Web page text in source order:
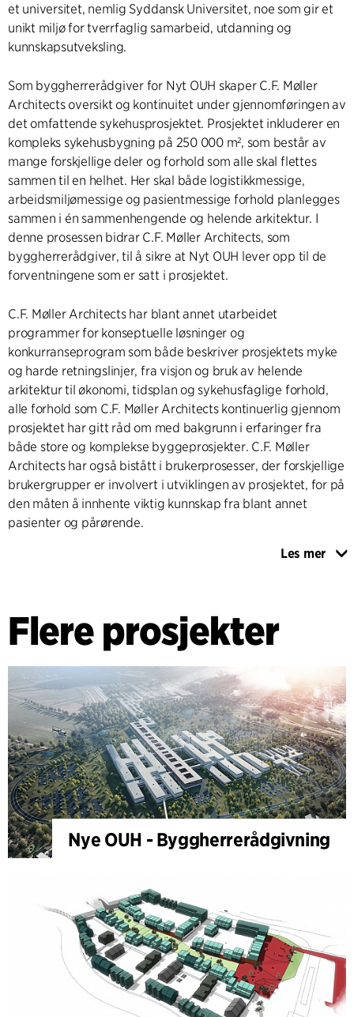
et universitet, nemlig Syddansk Universitet, noe som gir et
unikt miljø for tverrfaglig samarbeid, utdanning og
kunnskapsutveksling.
Som byggherrerådgiver for Nyt OUH skaper C.F. Møller
Architects oversikt og kontinuitet under gjennomføringen av
det omfattende sykehusprosjektet. Prosjektet inkluderer en
kompleks sykehusbygning på 250 000 m², som består av
mange forskjellige deler og forhold som alle skal flettes
sammen til en helhet. Her skal både logistikkmessige,
arbeidsmiljømessige og pasientmessige forhold planlegges
sammen i én sammenhengende og helende arkitektur. I
denne prosessen bidrar C.F. Møller Architects, som
byggherrerådgiver, til å sikre at Nyt OUH lever opp til de
forventningene som er satt i prosjektet.
C.F. Møller Architects har blant annet utarbeidet
programmer for konseptuelle løsninger og
konkurranseprogram som både beskriver prosjektets myke
og harde retningslinjer, fra visjon og bruk av helende
arkitektur til økonomi, tidsplan og sykehusfaglige forhold,
alle forhold som C.F. Møller Architects kontinuerlig gjennom
prosjektet har gitt råd om med bakgrunn i erfaringer fra
både store og komplekse byggeprosjekter. C.F. Møller
Architects har også bistått i brukerprosesser, der forskjellige
brukergrupper er involvert i utviklingen av prosjektet, for på
den måten å innhente viktig kunnskap fra blant annet
pasienter og pårørende.
I 2017 ble prosjektets anbudsform endret fra totalrådgivning
Les mer
Flere prosjekter
Nye OUH - Byggherrerådgivning